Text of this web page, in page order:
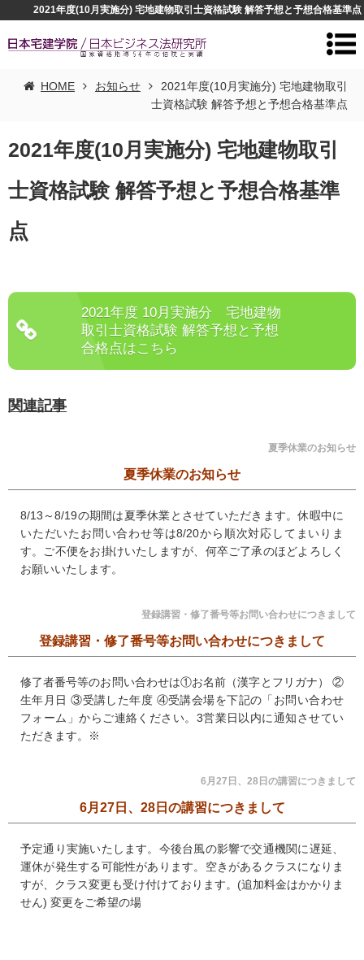
2021年度(10月実施分) 宅地建物取引士資格試験 解答予想と予想合格基準点
HOME お知らせ
2021年度(10月実施分) 宅地建物取引
士資格試験 解答予想と予想合格基準点
2021年度(10月実施分) 宅地建物取引
士資格試験 解答予想と予想合格基準
点
2021年度 10月実施分 宅地建物
取引士資格試験 解答予想と予想
合格点はこちら
関連記事
夏季休業のお知らせ
夏季休業のお知らせ
8/13～8/19の期間は夏季休業とさせていただきます。休暇中に
いただいたお問い合わせ等は8/20から順次対応してまいりま
す。ご不便をお掛けいたしますが、何卒ご了承のほどよろしく
お願いいたします。
登録講習・修了番号等お問い合わせにつきまして
登録講習・修了番号等お問い合わせにつきまして
修了者番号等のお問い合わせは①お名前（漢字とフリガナ） ②
生年月日 ③受講した年度 ④受講会場を下記の「お問い合わせ
フォーム」からご連絡ください。3営業日以内に通知させてい
ただきます。※
6月27日、28日の講習につきまして
6月27日、28日の講習につきまして
予定通り実施いたします。今後台風の影響で交通機関に遅延、
運休が発生する可能性があります。空きがあるクラスになりま
すが、クラス変更も受け付けております。(追加料金はかかりま
せん) 変更をご希望の場